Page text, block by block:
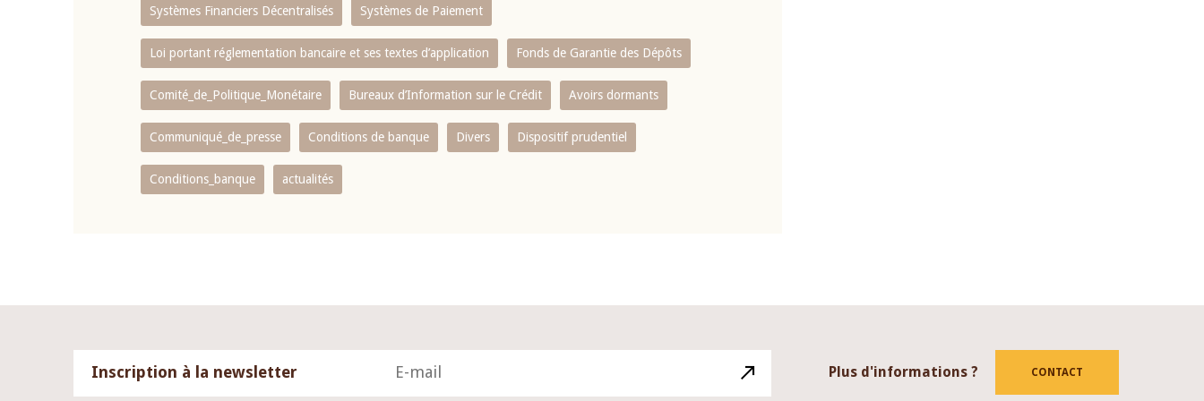
Systèmes Financiers Décentralisés Systèmes de Paiement
Loi portant réglementation bancaire et ses textes d’application Fonds de Garantie des Dépôts
Comité_de_Politique_Monétaire Bureaux d’Information sur le Crédit Avoirs dormants
Communiqué_de_presse Conditions de banque Divers Dispositif prudentiel
Conditions_banque actualités
Inscription à la newsletter Plus d'informations ? CONTACT